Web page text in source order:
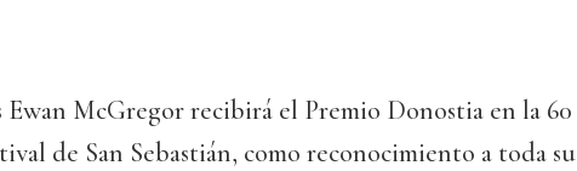
Ewan McGregor recibirá el Premio Donostia en la 60
de San Sebastián, como reconocimiento a toda su